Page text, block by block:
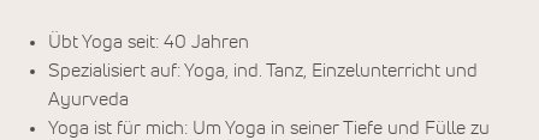
Übt Yoga seit: 40 Jahren
Spezialisiert auf: Yoga, ind. Tanz, Einzelunterricht und
Ayurveda
Yoga ist für mich: Um Yoga in seiner Tiefe und Fülle zu